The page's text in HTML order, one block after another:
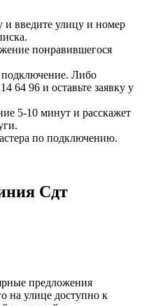
и введите улицу и номер
понравившегося
подключение. Либо
64 96 и оставьте заявку у
5-10 минут и расскажет
по подключению.
Сдт
предложения
на улице доступно к